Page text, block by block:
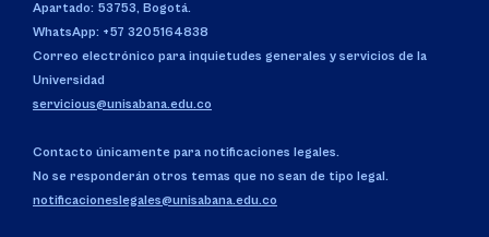
Apartado: 53753, Bogotá.
WhatsApp: +57 3205164838
Correo electrónico para inquietudes generales y servicios de la
Universidad
servicious@unisabana.edu.co
Contacto únicamente para notificaciones legales.
No se responderán otros temas que no sean de tipo legal.
notificacioneslegales@unisabana.edu.co